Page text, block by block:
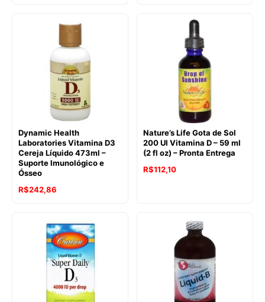
Dynamic Health
Laboratories Vitamina D3
Cereja Líquido 473ml –
Suporte Imunológico e
Ósseo
R$242,86
Nature’s Life Gota de Sol
200 UI Vitamina D – 59 ml
(2 fl oz) – Pronta Entrega
R$112,10